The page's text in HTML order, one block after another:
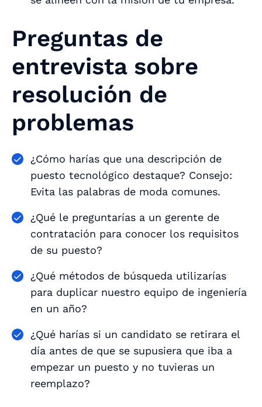
Preguntas de
entrevista sobre
resolución de
problemas
¿Cómo harías que una descripción de
puesto tecnológico destaque? Consejo:
Evita las palabras de moda comunes.
¿Qué le preguntarías a un gerente de
contratación para conocer los requisitos
de su puesto?
¿Qué métodos de búsqueda utilizarías
para duplicar nuestro equipo de ingeniería
en un año?
¿Qué harías si un candidato se retirara el
día antes de que se supusiera que iba a
empezar un puesto y no tuvieras un
reemplazo?